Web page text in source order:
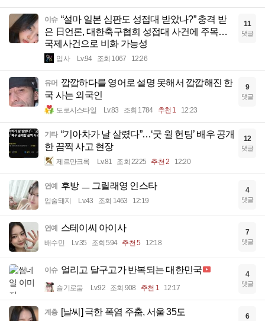
이슈 “설마 일본 심판도 성접대 받았나?” 충격 받
은 日언론, 대한축구협회 성접대 사건에 주목…
국제사건으로 비화 가능성
입사 Lv.94 조회 1067 12:26
11
댓글
유머 깝깝하다를 영어로 설명 못해서 깝깝해진 한
국 사는 외국인
도로시스타일 Lv.83 조회 1784 추천 1 12:23
9
댓글
기타 “기아차가 날 살렸다”…‘굿 윌 헌팅’ 배우 공개
한 끔찍 사고 현장
제르만크록 Lv.81 조회 2225 추천 2 12:20
12
댓글
연예 후방 ㅡ 그릴래영 인스타
입술돼지 Lv.43 조회 1463 12:19
4
댓글
연예 스테이씨 아이사
배수민 Lv.35 조회 594 추천 5 12:18
7
댓글
이슈 얼리고 달구고가 반복되는 대한민국
슬기로움 Lv.92 조회 908 추천 1 12:17
4
댓글
계층 [날씨] 극한 폭염 주춤, 서울 35도 6